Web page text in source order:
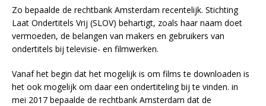
Zo bepaalde de rechtbank Amsterdam recentelijk. Stichting
Laat Ondertitels Vrij (SLOV) behartigt, zoals haar naam doet
vermoeden, de belangen van makers en gebruikers van
ondertitels bij televisie- en filmwerken.
Vanaf het begin dat het mogelijk is om films te downloaden is
het ook mogelijk om daar een ondertiteling bij te vinden. in
mei 2017 bepaalde de rechtbank Amsterdam dat de